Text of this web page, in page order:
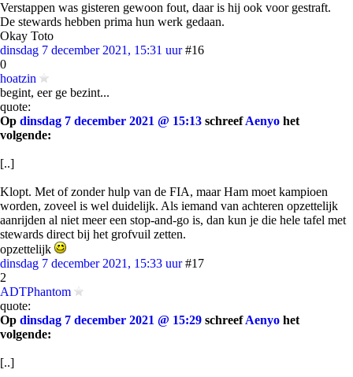
Verstappen was gisteren gewoon fout, daar is hij ook voor gestraft.
De stewards hebben prima hun werk gedaan.
Okay Toto
dinsdag 7 december 2021, 15:31 uur #16
0
hoatzin
begint, eer ge bezint...
quote:
Op dinsdag 7 december 2021 @ 15:13 schreefAenyo het
volgende:
[..]
Klopt. Met of zonder hulp van de FIA, maar Ham moet kampioen
worden, zoveel is wel duidelijk. Als iemand van achteren opzettelijk
aanrijden al niet meer een stop-and-go is, dan kun je die hele tafel met
stewards direct bij het grofvuil zetten.
opzettelijk
dinsdag 7 december 2021, 15:33 uur #17
2
ADTPhantom
quote:
Op dinsdag 7 december 2021 @ 15:29 schreefAenyo het
volgende:
[..]